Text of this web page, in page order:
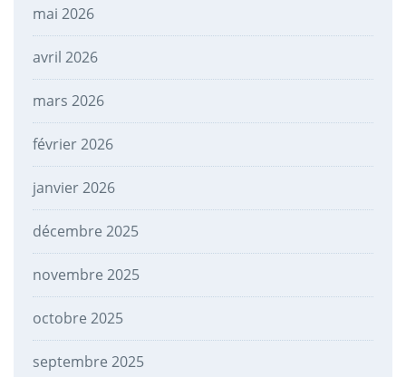
mai 2026
avril 2026
mars 2026
février 2026
janvier 2026
décembre 2025
novembre 2025
octobre 2025
septembre 2025